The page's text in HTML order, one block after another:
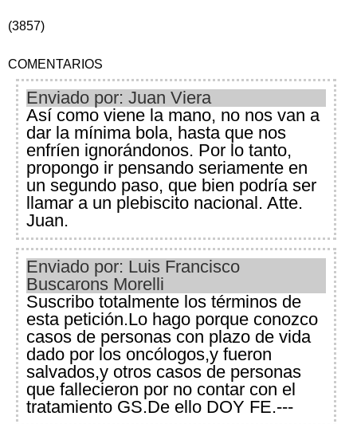
(3857)
COMENTARIOS
Enviado por: Juan Viera
Así como viene la mano, no nos van a
dar la mínima bola, hasta que nos
enfríen ignorándonos. Por lo tanto,
propongo ir pensando seriamente en
un segundo paso, que bien podría ser
llamar a un plebiscito nacional. Atte.
Juan.
Enviado por: Luis Francisco
Buscarons Morelli
Suscribo totalmente los términos de
esta petición.Lo hago porque conozco
casos de personas con plazo de vida
dado por los oncólogos,y fueron
salvados,y otros casos de personas
que fallecieron por no contar con el
tratamiento GS.De ello DOY FE.---